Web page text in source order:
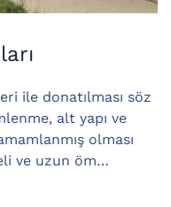
ile donatılması söz
alt yapı ve
olması
ve uzun öm…